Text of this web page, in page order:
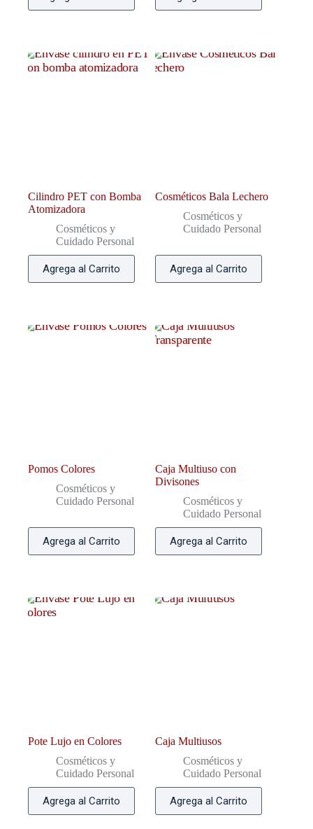
Cilindro PET con Bomba
Atomizadora
Cosméticos y
Cuidado Personal
Agrega al Carrito
Cosméticos Bala Lechero
Cosméticos y
Cuidado Personal
Agrega al Carrito
Pomos Colores
Cosméticos y
Cuidado Personal
Agrega al Carrito
Caja Multiuso con
Divisones
Cosméticos y
Cuidado Personal
Agrega al Carrito
Pote Lujo en Colores
Cosméticos y
Cuidado Personal
Agrega al Carrito
Caja Multiusos
Cosméticos y
Cuidado Personal
Agrega al Carrito